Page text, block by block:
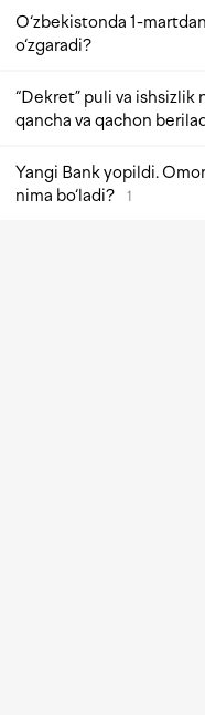
O‘zbekistonda 1-
o‘zgaradi?
“Dekret” puli va ishsizlik
qancha va qachon
Yangi Bank yopildi.
nima bo‘ladi?
1